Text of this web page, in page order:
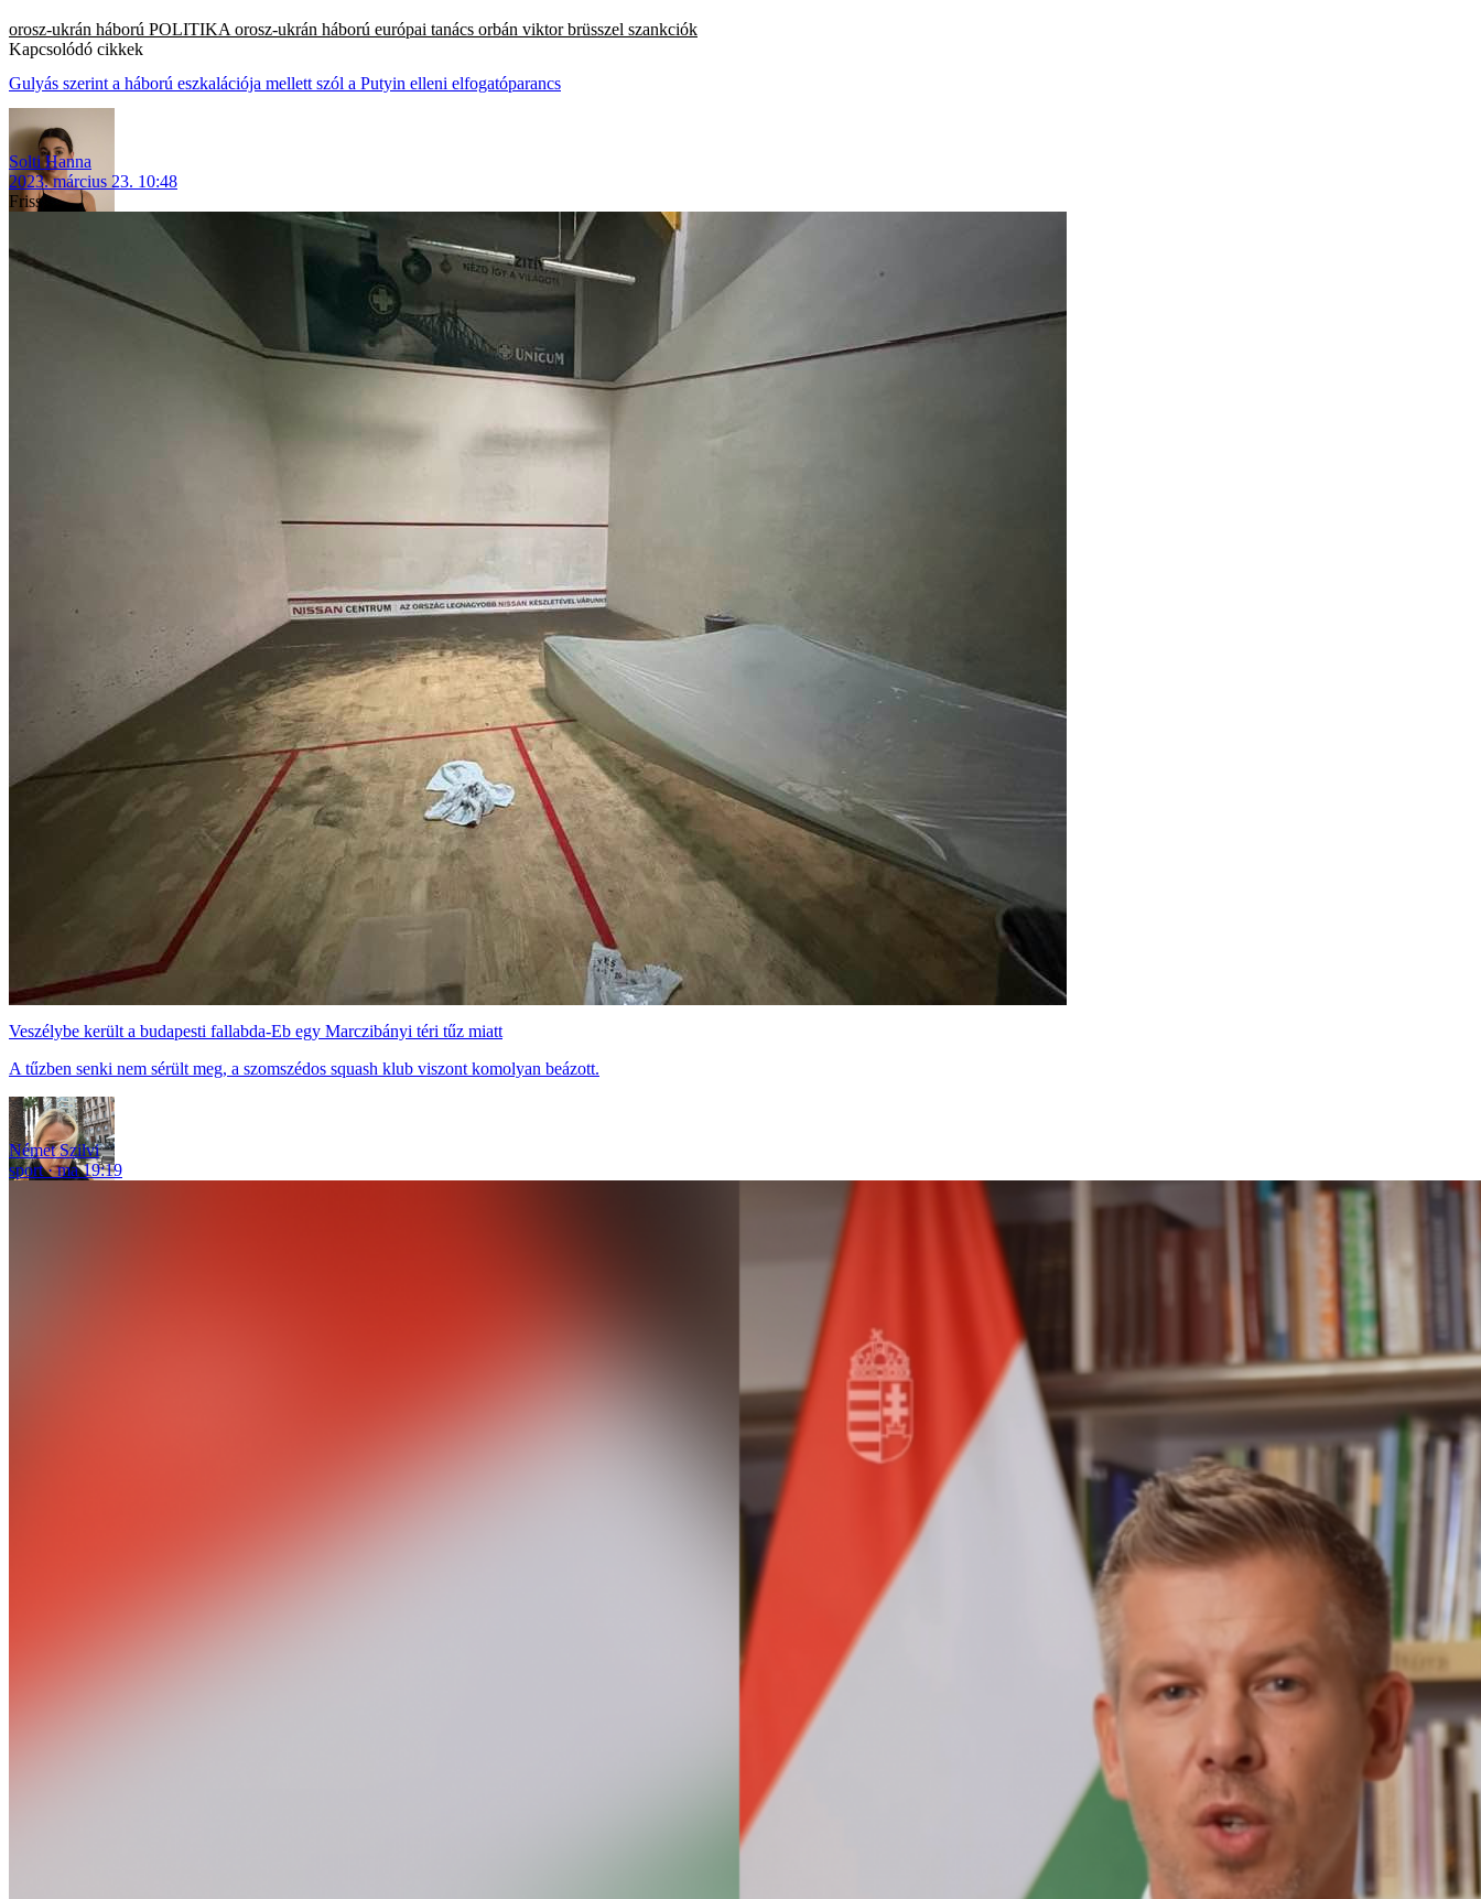
orosz-ukrán háború POLITIKA orosz-ukrán háború európai tanács orbán viktor brüsszel szankciók
Kapcsolódó cikkek
Gulyás szerint a háború eszkalációja mellett szól a Putyin elleni elfogatóparancs
Solti Hanna
2023. március 23. 10:48
Friss
Veszélybe került a budapesti fallabda-Eb egy Marczibányi téri tűz miatt
A tűzben senki nem sérült meg, a szomszédos squash klub viszont komolyan beázott.
Német Szilvi
sport
ma 19:19